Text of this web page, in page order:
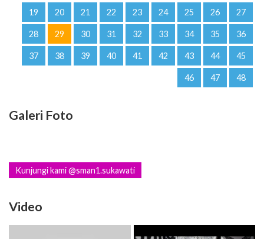
19 20 21 22 23 24 25 26 27
28 29 30 31 32 33 34 35 36
37 38 39 40 41 42 43 44 45
46 47 48
Galeri Foto
Kunjungi kami @sman1.sukawati
Video